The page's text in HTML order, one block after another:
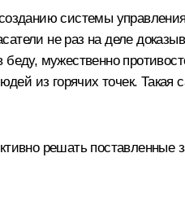
системы
не раз на деле
мужественно
из горячих точек. Такая
решать поставленные